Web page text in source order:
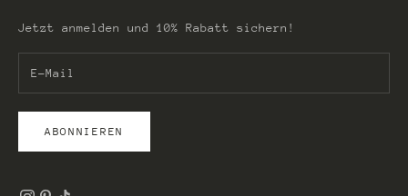
Jetzt anmelden und 10% Rabatt sichern!
ABONNIEREN